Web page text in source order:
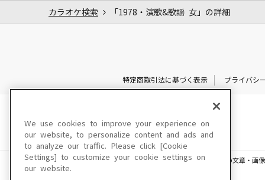
カラオケ検索 「1978・演歌&歌謡 女」の詳細
特定商取引法に基づく表示 プライバシ
このサイトに掲載されている一切の文章・画
We use cookies to improve your experience on
our website, to personalize content and ads and
to analyze our traffic. Please click [Cookie
Settings] to customize your cookie settings on
our website.